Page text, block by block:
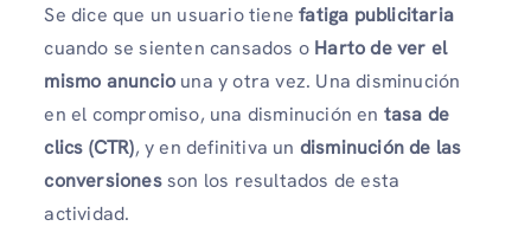
Se dice que un usuario tienefatiga publicitaria
cuando se sienten cansados ​​o Harto de ver el
mismo anuncio una y otra vez. Una disminución
en el compromiso, una disminución en tasa de
clics (CTR), y en definitiva un disminución de las
conversionesson los resultados de esta
actividad.